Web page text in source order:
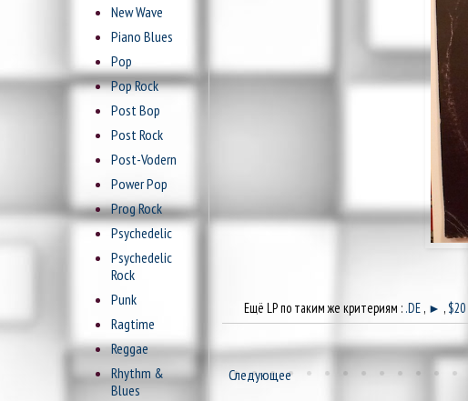
Ещё LP по таким же критериям : .DE , ► , $20
Следующее
New Wave
Piano Blues
Pop
Pop Rock
Post Bop
Post Rock
Post-Vodern
Power Pop
Prog Rock
Psychedelic
Psychedelic
Rock
Punk
Ragtime
Reggae
Rhythm &
Blues